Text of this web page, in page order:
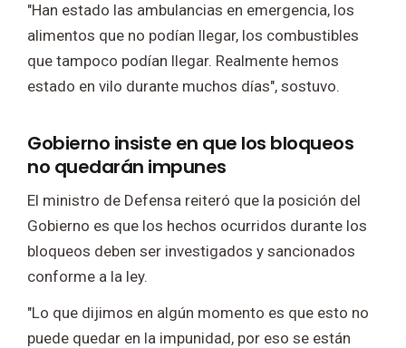
"Han estado las ambulancias en emergencia, los
alimentos que no podían llegar, los combustibles
que tampoco podían llegar. Realmente hemos
estado en vilo durante muchos días", sostuvo.
Gobierno insiste en que los bloqueos
no quedarán impunes
El ministro de Defensa reiteró que la posición del
Gobierno es que los hechos ocurridos durante los
bloqueos deben ser investigados y sancionados
conforme a la ley.
"Lo que dijimos en algún momento es que esto no
puede quedar en la impunidad, por eso se están